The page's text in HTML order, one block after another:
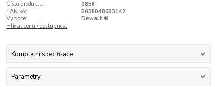
Číslo produktu:
0858
EAN kód:
5035048033142
Výrobce:
Dewalt ®
Hlídat cenu / dostupnost
Kompletní specifikace
Parametry